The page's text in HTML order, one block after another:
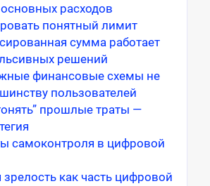
расходов
понятный лимит
сумма работает
решений
финансовые схемы не
пользователей
прошлые траты —
самоконтроля в цифровой
как часть цифровой